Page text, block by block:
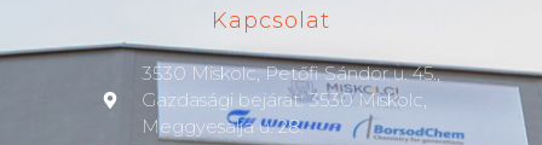
Kapcsolat
3530 Miskolc, Petőfi Sándor u. 45.,
Gazdasági bejárat: 3530 Miskolc,
Meggyesalja u. 28.